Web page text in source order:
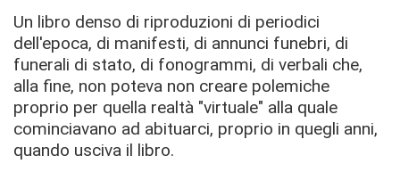
Un libro denso di riproduzioni di periodici
dell'epoca, di manifesti, di annunci funebri, di
funerali di stato, di fonogrammi, di verbali che,
alla fine, non poteva non creare polemiche
proprio per quella realtà "virtuale" alla quale
cominciavano ad abituarci, proprio in quegli anni,
quando usciva il libro.